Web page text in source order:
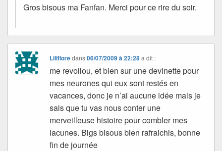
Gros bisous ma Fanfan. Merci pour ce rire du soir.
Lilifloredans06/07/2009 à 22:28 a dit :
me revoilou, et bien sur une devinette pour
mes neurones qui eux sont restés en
vacances, donc je n’ai aucune idée mais je
sais que tu vas nous conter une
merveilleuse histoire pour combler mes
lacunes. Bigs bisous bien rafraichis, bonne
fin de journée